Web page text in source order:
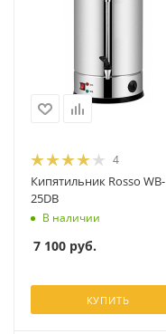
4
Кипятильник Rosso WB-
25DB
В наличии
7 100 руб.
КУПИТЬ